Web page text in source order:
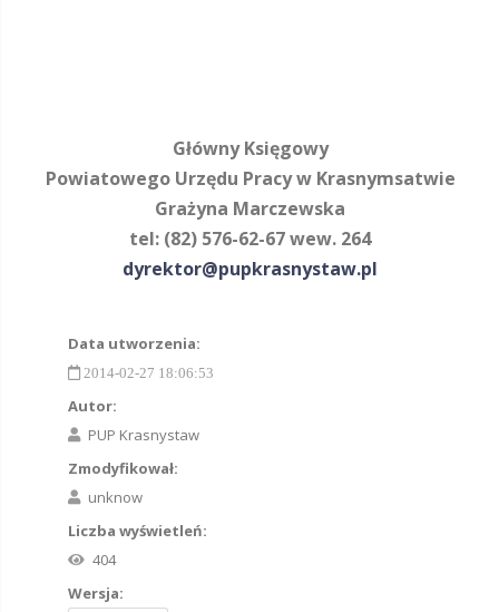
Główny Księgowy
Powiatowego Urzędu Pracy w Krasnymsatwie
Grażyna Marczewska
tel: (82) 576-62-67 wew. 264
dyrektor@pupkrasnystaw.pl
Data utworzenia:
2014-02-27 18:06:53
Autor:
PUP Krasnystaw
Zmodyfikował:
unknow
Liczba wyświetleń:
404
Wersja: